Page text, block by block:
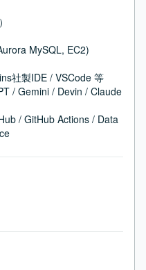
MySQL, EC2)
社製IDE / VSCode 等
/ Gemini / Devin / Claude
/ GitHub Actions / Data